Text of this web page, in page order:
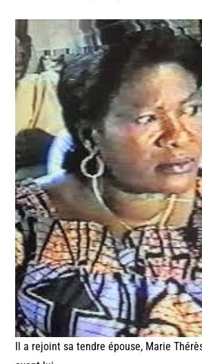
Il a rejoint sa tendre épouse, Marie